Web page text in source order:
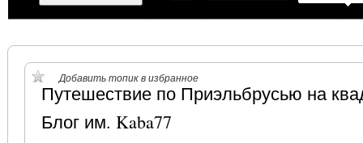
Добавить топик в избранное
Путешествие по Приэльбрусью на
Блог им. Kaba77